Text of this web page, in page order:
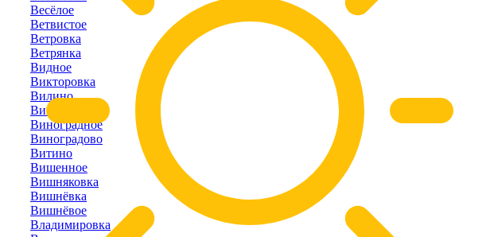
Весёлое
Ветвистое
Ветровка
Ветрянка
Видное
Викторовка
Вилино
Винницкое
Виноградное
Виноградово
Витино
Вишенное
Вишняковка
Вишнёвка
Вишнёвое
Владимировка